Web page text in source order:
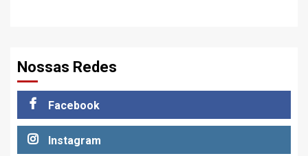
Nossas Redes
Facebook
Instagram